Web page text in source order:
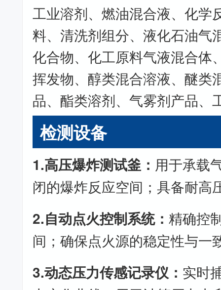
工业溶剂、燃油混合液、化学
料、清洗剂组分、液化石油气
化合物、化工原料气液混合体
挥发物、醇类混合溶液、醚类
品、酯类溶剂、气雾剂产品、
检测设备
1.高压爆炸测试釜： 用于承载
闭的爆炸反应空间；具备耐高
2.自动点火控制系统：精确控
间；确保点火源的稳定性与一
3.动态压力传感记录仪： 实时